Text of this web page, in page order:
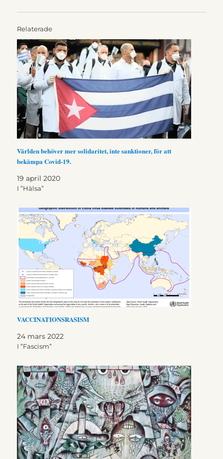
Relaterade
Världen behöver mer solidaritet, inte sanktioner, för att
bekämpa Covid-19.
19 april 2020
I ”Hälsa”
VACCINATIONSRASISM
24 mars 2022
I ”Fascism”